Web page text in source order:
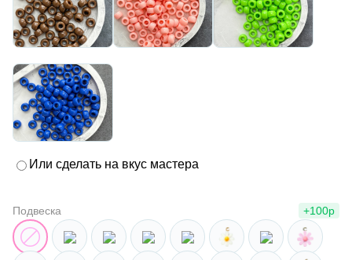
Или сделать на вкус мастера
Подвеска +100р